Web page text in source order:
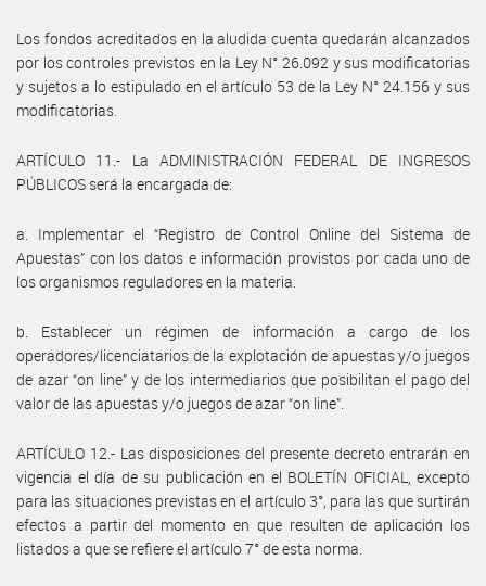
Los fondos acreditados en la aludida cuenta quedarán alcanzados
por los controles previstos en la Ley N° 26.092 y sus modificatorias
y sujetos a lo estipulado en el artículo 53 de la Ley N° 24.156 y sus
modificatorias.
ARTÍCULO 11.- La ADMINISTRACIÓN FEDERAL DE INGRESOS
PÚBLICOS será la encargada de:
a. Implementar el “Registro de Control Online del Sistema de
Apuestas” con los datos e información provistos por cada uno de
los organismos reguladores en la materia.
b. Establecer un régimen de información a cargo de los
operadores/licenciatarios de la explotación de apuestas y/o juegos
de azar “on line” y de los intermediarios que posibilitan el pago del
valor de las apuestas y/o juegos de azar “on line”.
ARTÍCULO 12.- Las disposiciones del presente decreto entrarán en
vigencia el día de su publicación en el BOLETÍN OFICIAL, excepto
para las situaciones previstas en el artículo 3°, para las que surtirán
efectos a partir del momento en que resulten de aplicación los
listados a que se refiere el artículo 7° de esta norma.